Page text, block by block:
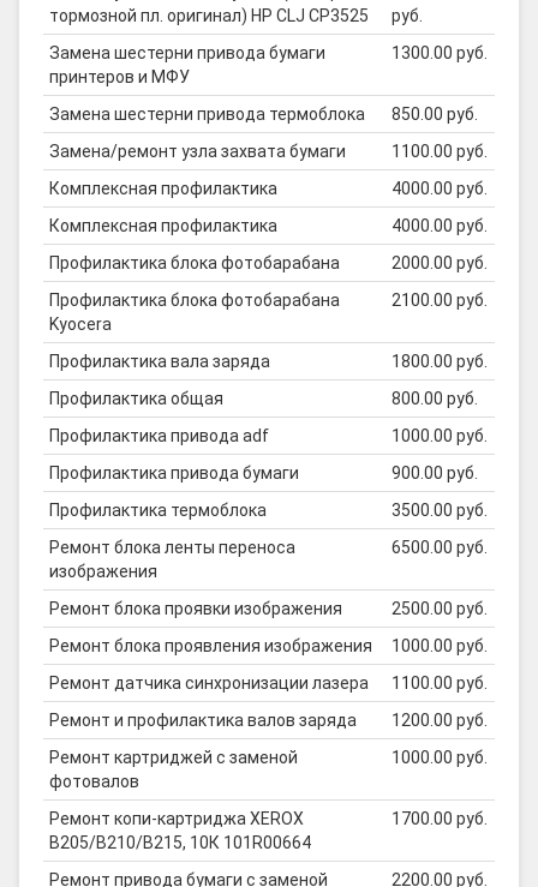
тормозной пл. оригинал) HP CLJ CP3525
руб.
Замена шестерни привода бумаги
принтеров и МФУ
1300.00 руб.
Замена шестерни привода термоблока
850.00 руб.
Замена/ремонт узла захвата бумаги
1100.00 руб.
Комплексная профилактика
4000.00 руб.
Комплексная профилактика
4000.00 руб.
Профилактика блока фотобарабана
2000.00 руб.
Профилактика блока фотобарабана
Kyocera
2100.00 руб.
Профилактика вала заряда
1800.00 руб.
Профилактика общая
800.00 руб.
Профилактика привода adf
1000.00 руб.
Профилактика привода бумаги
900.00 руб.
Профилактика термоблока
3500.00 руб.
Ремонт блока ленты переноса
изображения
6500.00 руб.
Ремонт блока проявки изображения
2500.00 руб.
Ремонт блока проявления изображения
1000.00 руб.
Ремонт датчика синхронизации лазера
1100.00 руб.
Ремонт и профилактика валов заряда
1200.00 руб.
Ремонт картриджей с заменой
фотовалов
1000.00 руб.
Ремонт копи-картриджа XEROX
B205/B210/B215, 10К 101R00664
1700.00 руб.
Ремонт привода бумаги с заменой
2200.00 руб.